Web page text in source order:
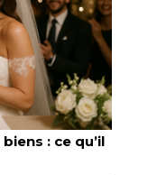
: ce qu’il